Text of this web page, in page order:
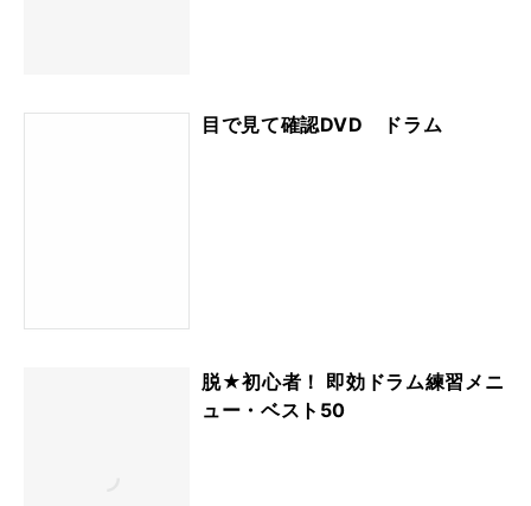
目で見て確認DVD ドラム
脱★初心者！ 即効ドラム練習メニ
ュー・ベスト50